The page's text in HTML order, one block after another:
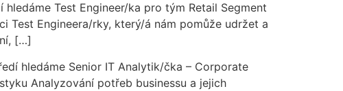
Test Engineer/ka pro tým Retail Segment
Test Engineera/rky, který/á nám pomůže udržet a
[…]
hledáme Senior IT Analytik/čka – Corporate
Analyzování potřeb businessu a jejich